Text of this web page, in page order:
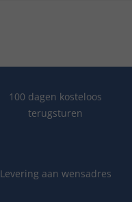
100 dagen kosteloos
terugsturen
Levering aan wensadres